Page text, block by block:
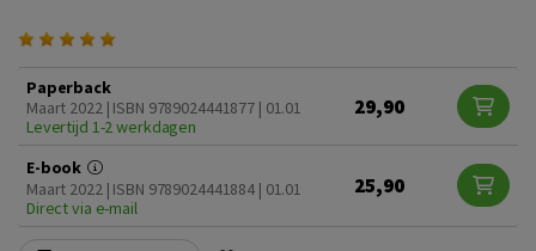
Paperback
Maart 2022 | ISBN 9789024441877 | 01.01
Levertijd 1-2 werkdagen
29,90
E-book
Maart 2022 | ISBN 9789024441884 | 01.01
Direct via e-mail
25,90